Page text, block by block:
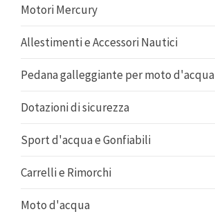
Motori Mercury
Allestimenti e Accessori Nautici
Pedana galleggiante per moto d'acqua
Dotazioni di sicurezza
Sport d'acqua e Gonfiabili
Carrelli e Rimorchi
Moto d'acqua